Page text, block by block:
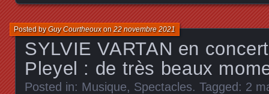
SYLVIE VARTAN en
Pleyel : de très beaux
Posted byGuy Courtheouxon22 novembre 2021
Posted in: Musique, Spectacles. Tagged: 2